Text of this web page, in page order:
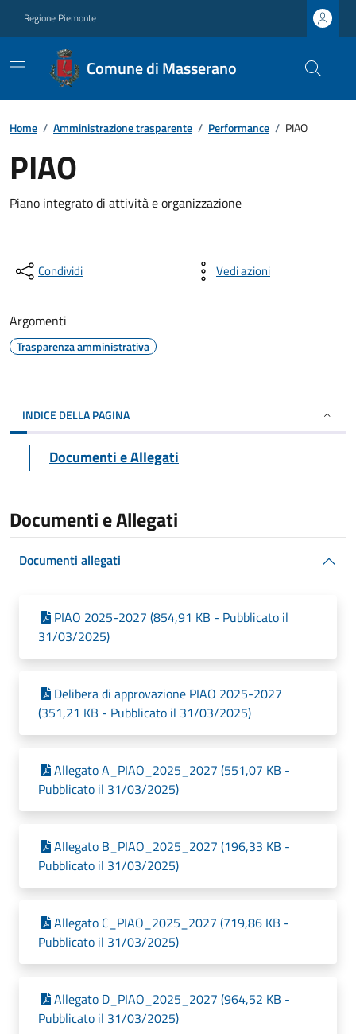
Regione Piemonte
Comune di Masserano
Home / Amministrazione trasparente / Performance / PIAO
PIAO
Piano integrato di attività e organizzazione
Condividi Vedi azioni
Argomenti
Trasparenza amministrativa
INDICE DELLA PAGINA
Documenti e Allegati
Documenti e Allegati
Documenti allegati
PIAO 2025-2027 (854,91 KB - Pubblicato il
31/03/2025)
Delibera di approvazione PIAO 2025-2027
(351,21 KB - Pubblicato il 31/03/2025)
Allegato A_PIAO_2025_2027 (551,07 KB -
Pubblicato il 31/03/2025)
Allegato B_PIAO_2025_2027 (196,33 KB -
Pubblicato il 31/03/2025)
Allegato C_PIAO_2025_2027 (719,86 KB -
Pubblicato il 31/03/2025)
Allegato D_PIAO_2025_2027 (964,52 KB -
Pubblicato il 31/03/2025)